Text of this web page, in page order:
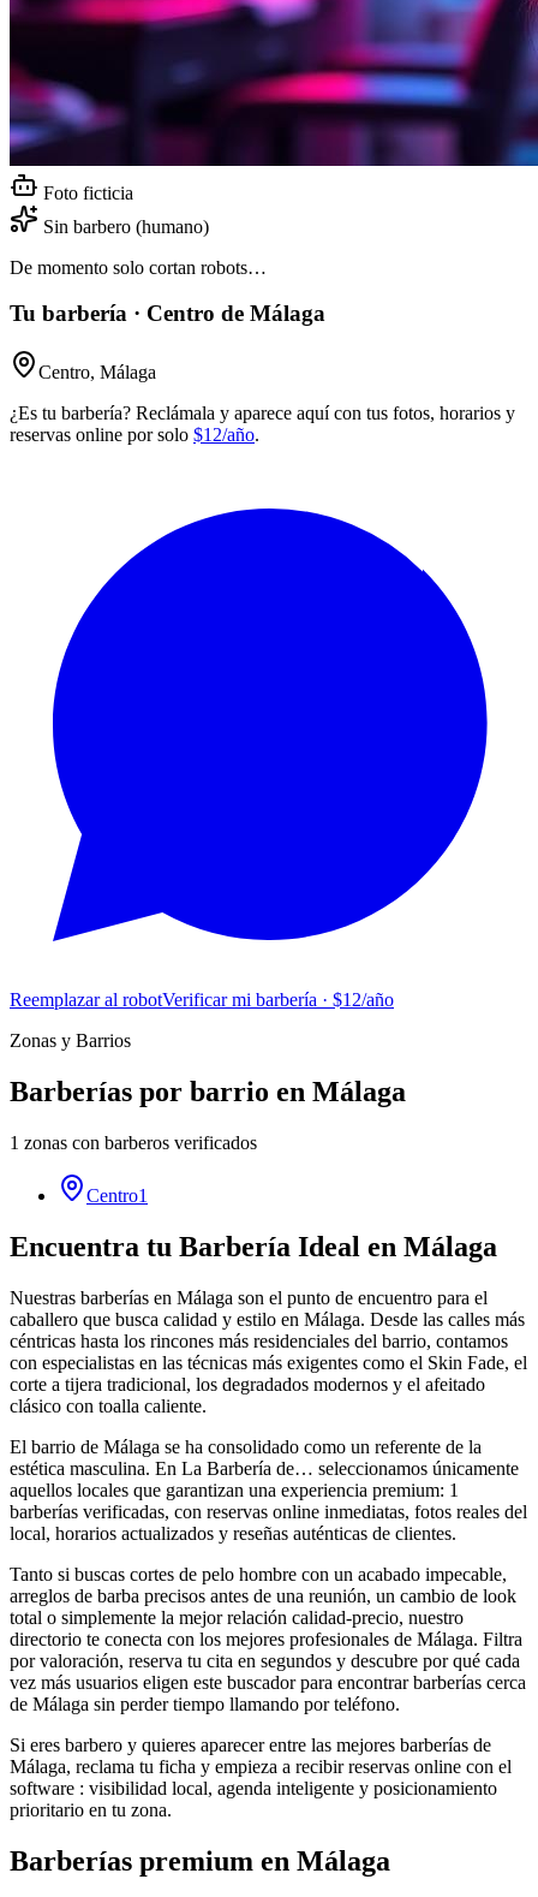
Foto ficticia
Sin barbero (humano)
De momento solo cortan robots…
Tu barbería · Centro de Málaga
Centro, Málaga
¿Es tu barbería? Reclámala y aparece aquí con tus fotos, horarios y
reservas online por solo $12/año.
Reemplazar al robotVerificar mi barbería · $12/año
Zonas y Barrios
Barberías por barrio en Málaga
1 zonas con barberos verificados
Centro1
Encuentra tu Barbería Ideal en Málaga
Nuestras barberías en Málaga son el punto de encuentro para el
caballero que busca calidad y estilo en Málaga. Desde las calles más
céntricas hasta los rincones más residenciales del barrio, contamos
con especialistas en las técnicas más exigentes como el Skin Fade, el
corte a tijera tradicional, los degradados modernos y el afeitado
clásico con toalla caliente.
El barrio de Málaga se ha consolidado como un referente de la
estética masculina. En La Barbería de… seleccionamos únicamente
aquellos locales que garantizan una experiencia premium: 1
barberías verificadas, con reservas online inmediatas, fotos reales del
local, horarios actualizados y reseñas auténticas de clientes.
Tanto si buscas cortes de pelo hombre con un acabado impecable,
arreglos de barba precisos antes de una reunión, un cambio de look
total o simplemente la mejor relación calidad-precio, nuestro
directorio te conecta con los mejores profesionales de Málaga. Filtra
por valoración, reserva tu cita en segundos y descubre por qué cada
vez más usuarios eligen este buscador para encontrar barberías cerca
de Málaga sin perder tiempo llamando por teléfono.
Si eres barbero y quieres aparecer entre las mejores barberías de
Málaga, reclama tu ficha y empieza a recibir reservas online con el
software : visibilidad local, agenda inteligente y posicionamiento
prioritario en tu zona.
Barberías premium en Málaga